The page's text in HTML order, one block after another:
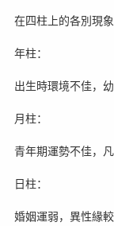
在四柱上的各別現象
年柱：
出生時環境不佳，
月柱：
青年期運勢不佳，
日柱：
婚姻運弱，異性緣